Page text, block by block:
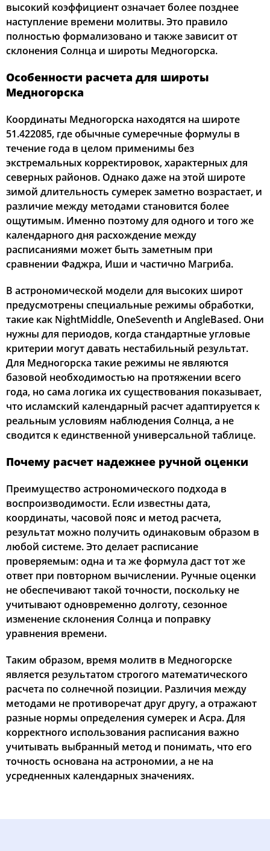
высокий коэффициент означает более позднее
наступление времени молитвы. Это правило
полностью формализовано и также зависит от
склонения Солнца и широты Медногорска.
Особенности расчета для широты
Медногорска
Координаты Медногорска находятся на широте
51.422085, где обычные сумеречные формулы в
течение года в целом применимы без
экстремальных корректировок, характерных для
северных районов. Однако даже на этой широте
зимой длительность сумерек заметно возрастает, и
различие между методами становится более
ощутимым. Именно поэтому для одного и того же
календарного дня расхождение между
расписаниями может быть заметным при
сравнении Фаджра, Иши и частично Магриба.
В астрономической модели для высоких широт
предусмотрены специальные режимы обработки,
такие как NightMiddle, OneSeventh и AngleBased. Они
нужны для периодов, когда стандартные угловые
критерии могут давать нестабильный результат.
Для Медногорска такие режимы не являются
базовой необходимостью на протяжении всего
года, но сама логика их существования показывает,
что исламский календарный расчет адаптируется к
реальным условиям наблюдения Солнца, а не
сводится к единственной универсальной таблице.
Почему расчет надежнее ручной оценки
Преимущество астрономического подхода в
воспроизводимости. Если известны дата,
координаты, часовой пояс и метод расчета,
результат можно получить одинаковым образом в
любой системе. Это делает расписание
проверяемым: одна и та же формула даст тот же
ответ при повторном вычислении. Ручные оценки
не обеспечивают такой точности, поскольку не
учитывают одновременно долготу, сезонное
изменение склонения Солнца и поправку
уравнения времени.
Таким образом, время молитв в Медногорске
является результатом строгого математического
расчета по солнечной позиции. Различия между
методами не противоречат друг другу, а отражают
разные нормы определения сумерек и Асра. Для
корректного использования расписания важно
учитывать выбранный метод и понимать, что его
точность основана на астрономии, а не на
усредненных календарных значениях.